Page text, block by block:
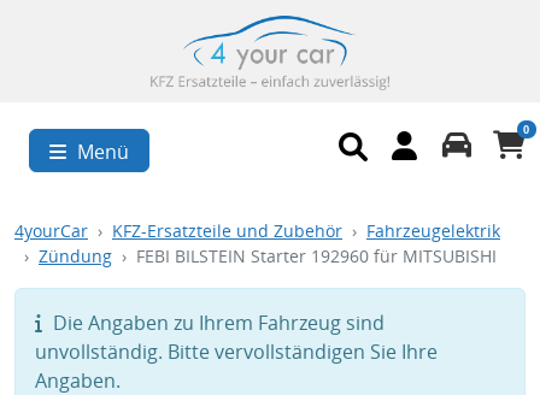
Menü
0
4yourCar KFZ-Ersatzteile und Zubehör
Fahrzeugelektrik
Zündung
FEBI BILSTEIN Starter 192960 für MITSUBISHI
Die Angaben zu Ihrem Fahrzeug sind
unvollständig. Bitte vervollständigen Sie Ihre
Angaben.